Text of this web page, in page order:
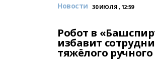
Новости 30 ИЮЛЯ , 12:59
Робот в
избавит
тяжёлого ручного